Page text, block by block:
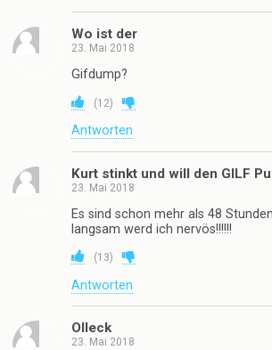
Wo ist der
23. Mai 2018
Gifdump?
(12)
Antworten
Kurt stinkt und will den GILF
23. Mai 2018
Es sind schon mehr als 48
langsam werd ich nervös!!!!!!
(13)
Antworten
Olleck
23. Mai 2018